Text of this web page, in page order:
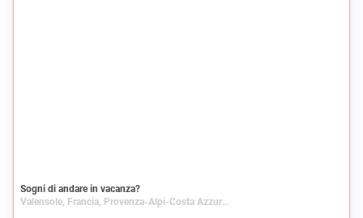
Sogni di andare in vacanza?
Valensole, Francia, Provenza-Alpi-Costa Azzurra, Alpi dell'Alta Provenza